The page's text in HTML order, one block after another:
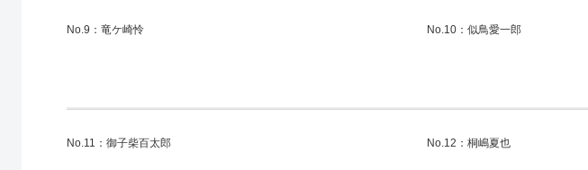
No.9：竜ケ崎怜 No.10：似鳥愛一郎
No.11：御子柴百太郎 No.12：桐嶋夏也